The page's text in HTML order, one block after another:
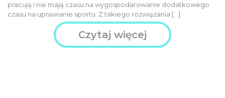
pracują i nie mają czasu na wygospodarowanie dodatkowego
czasu na uprawianie sportu. Z takiego rozwiązania […]
Czytaj więcej